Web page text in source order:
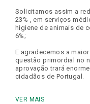
Solicitamos assim a
23% , em serviços
higiene de animais de
6%;
E agradecemos a
questão primordial no
aprovação trará
cidadãos de Portugal.
VER MAIS